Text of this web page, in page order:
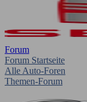
Forum
Forum Startseite
Alle Auto-Foren
Themen-Forum